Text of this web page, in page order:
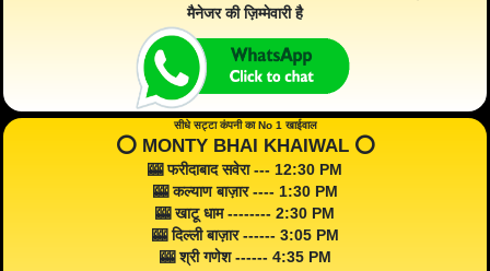
मैनेजर की ज़िम्मेवारी है
सीधे सट्टा कंपनी का No 1 खाईवाल
⭕️ MONTY BHAI KHAIWAL ⭕️
🎰 फरीदाबाद सवेरा --- 12:30 PM
🎰 कल्याण बाज़ार ---- 1:30 PM
🎰 खाटू धाम -------- 2:30 PM
🎰 दिल्ली बाज़ार ------ 3:05 PM
🎰 श्री गणेश ------ 4:35 PM